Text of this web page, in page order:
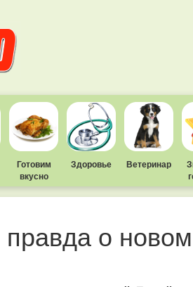
Готовим
вкусно
Здоровье Ветеринар
о новом